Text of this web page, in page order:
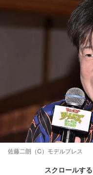
佐藤二朗（C）モデルプレス
スクロールす